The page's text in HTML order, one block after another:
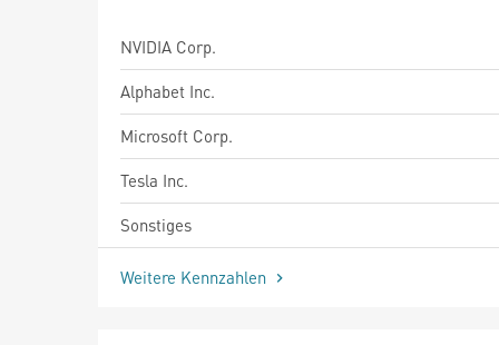
NVIDIA Corp.
Alphabet Inc.
Microsoft Corp.
Tesla Inc.
Sonstiges
Weitere Kennzahlen